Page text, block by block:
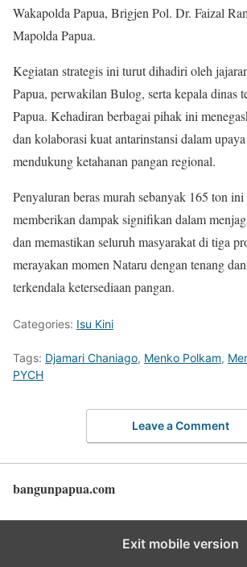
Wakapolda Papua, Brigjen Pol. Dr. Faizal
Mapolda Papua.
Kegiatan strategis ini turut dihadiri oleh
Papua, perwakilan Bulog, serta kepala dinas
Papua. Kehadiran berbagai pihak ini
dan kolaborasi kuat antarinstansi dalam upaya
mendukung ketahanan pangan regional.
Penyaluran beras murah sebanyak 165 ton
memberikan dampak signifikan dalam
dan memastikan seluruh masyarakat di tiga
merayakan momen Nataru dengan tenang
terkendala ketersediaan pangan.
Categories: Isu Kini
Tags: Djamari Chaniago, Menko Polkam,
PYCH
Leave a Comment
bangunpapua.com
Exit mobile version